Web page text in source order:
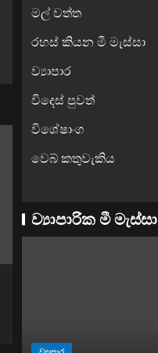
මල් වත්ත
රහස් කියන මී මැස්සා
ව්‍යාපාර
විදෙස් පුවත්
විශේෂාංග
වෙබ් කතුවැකිය
ව්‍යාපාරික මී මැස්සා